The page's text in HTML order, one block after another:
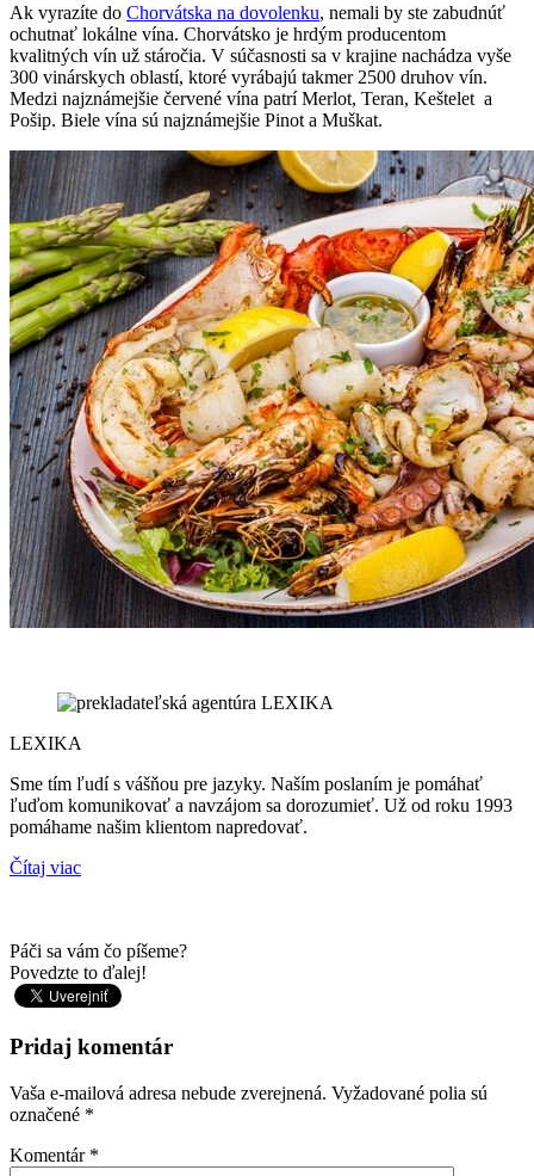
Ak vyrazíte do Chorvátska na dovolenku, nemali by ste zabudnúť
ochutnať lokálne vína. Chorvátsko je hrdým producentom
kvalitných vín už stáročia. V súčasnosti sa v krajine nachádza vyše
300 vinárskych oblastí, ktoré vyrábajú takmer 2500 druhov vín.
Medzi najznámejšie červené vína patrí Merlot, Teran, Keštelet a
Pošip. Biele vína sú najznámejšie Pinot a Muškat.
LEXIKA
Sme tím ľudí s vášňou pre jazyky. Naším poslaním je pomáhať
ľuďom komunikovať a navzájom sa dorozumieť. Už od roku 1993
pomáhame našim klientom napredovať.
Čítaj viac
Páči sa vám čo píšeme?
Povedzte to ďalej!
Pridaj komentár
Vaša e-mailová adresa nebude zverejnená. Vyžadované polia sú
označené *
Komentár *